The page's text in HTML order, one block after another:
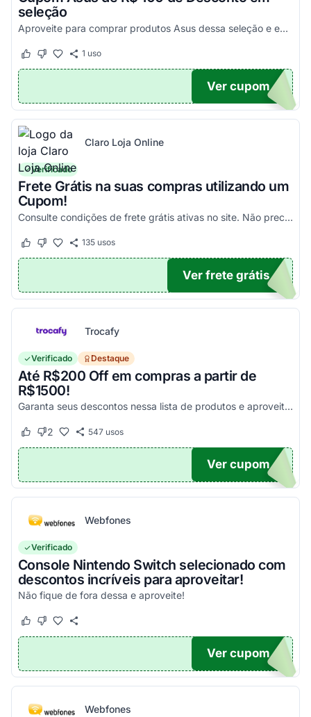
seleção
Aproveite para comprar produtos Asus dessa seleção e economize! - E1504FA-NJ1287
Este cupom funcionou
Este cupom não funcionou
1 uso
100
Ver cupom
Claro Loja Online
Verificado
Frete Grátis na suas compras utilizando um
Cupom!
Consulte condições de frete grátis ativas no site. Não precisa aplicar código promocional Claro Loja!
Este cupom funcionou
Este cupom não funcionou
135usos
TICO
Ver frete grátis
Trocafy
Verificado Destaque
Até R$200 Off em compras a partir de
R$1500!
Garanta seus descontos nessa lista de produtos e aproveite para economizar agora mesmo! Válido para todo o site exceto em produtos com o selo "Estou Zerado"
Este cupom funcionou
Este cupom não funcionou
2 547usos
ONTO
Ver cupom
Webfones
Verificado
Console Nintendo Switch selecionado com
descontos incríveis para aproveitar!
Não fique de fora dessa e aproveite!
Este cupom funcionou
Este cupom não funcionou
O100
Ver cupom
Webfones